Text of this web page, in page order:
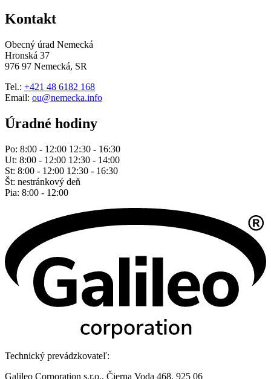
Kontakt
Obecný úrad Nemecká
Hronská 37
976 97 Nemecká, SR
Tel.: +421 48 6182 168
Email: ou@nemecka.info
Úradné hodiny
Po: 8:00 - 12:00 12:30 - 16:30
Ut: 8:00 - 12:00 12:30 - 14:00
St: 8:00 - 12:00 12:30 - 16:30
Št: nestránkový deň
Pia: 8:00 - 12:00
Technický prevádzkovateľ:
Galileo Corporation s.r.o., Čierna Voda 468, 925 06